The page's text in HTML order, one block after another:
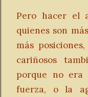
Pero hacer el
quienes son
más
cariñosos
porque no
fuerza, o la